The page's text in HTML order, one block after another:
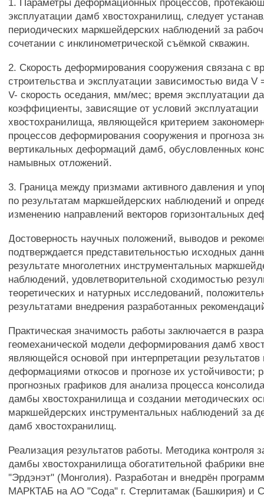
1. Параметры деформационных процессов,
эксплуатации дамб хвостохранилищ, следует
периодических маркшейдерских наблюдений за
сочетании с инклинометрической съёмкой скважин.
2. Скорость деформирования сооружения связана с
строительства и эксплуатации зависимостью вида V
V- скорость оседания, мм/мес; время эксплуатации
коэффициенты, зависящие от условий эксплуатации
хвостохранилища, являющейся критерием
процессов деформирования сооружения и прогноза
вертикальных деформаций дамб, обусловленных
намывных отложений.
3. Граница между призмами активного давления и
по результатам маркшейдерских наблюдений и
изменению направлений векторов горизонтальных
Достоверность научных положений, выводов и
подтверждается представительностью исходных
результате многолетних инструментальных
наблюдений, удовлетворительной сходимостью
теоретических и натурных исследований,
результатами внедрения разработанных
Практическая значимость работы заключается в
геомеханической модели деформирования дамб
являющейся основой при интерпретации
деформациями откосов и прогнозе их устойчивости;
прогнозных графиков для анализа процесса
дамбы хвостохранилища и создании методических
маркшейдерских инструментальных наблюдений за
дамб хвостохранилищ.
Реализация результатов работы. Методика контроля
дамбы хвостохранилища обогатительной фабрики
"Эрдэнэт" (Монголия). Разработан и внедрён
МАРКТАБ на АО "Сода" г. Стерлитамак (Башкирия) и